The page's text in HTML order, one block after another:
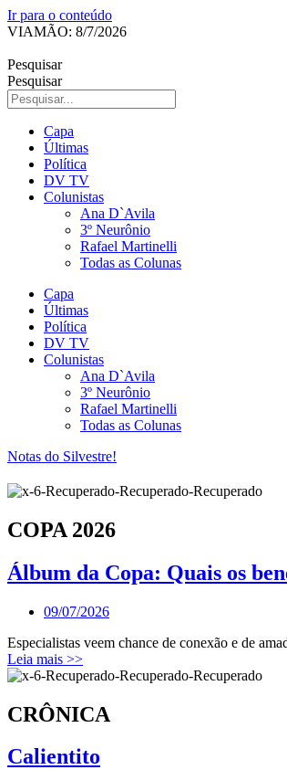
Ir para o conteúdo
VIAMÃO: 8/7/2026
Pesquisar
Pesquisar
Capa
Últimas
Política
DV TV
Colunistas
Ana D`Avila
3º Neurônio
Rafael Martinelli
Todas as Colunas
Capa
Últimas
Política
DV TV
Colunistas
Ana D`Avila
3º Neurônio
Rafael Martinelli
Todas as Colunas
Notas do Silvestre!
COPA 2026
Álbum da Copa: Quais os
09/07/2026
Especialistas veem chance de conexão e de
Leia mais >>
CRÔNICA
Calientito